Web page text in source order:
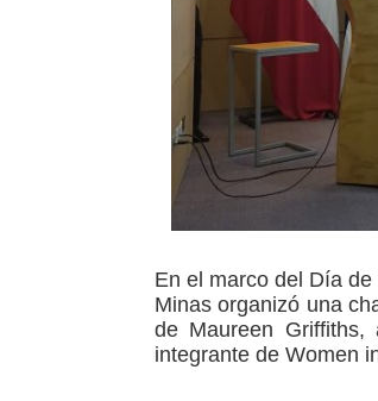
En el marco del Día
Minas organizó una
de Maureen
integrante de Women